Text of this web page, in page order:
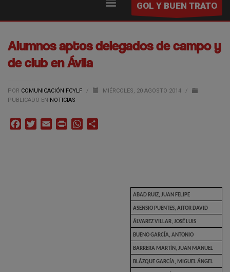
GOL Y BUEN TRATO
Alumnos aptos delegados de campo y
de club en Ávila
POR COMUNICACIÓN FCYLF / MIÉRCOLES, 20 AGOSTO 2014
/
PUBLICADO EN NOTICIAS
FacebookTwitterEmail Print WhatsApp
ABAD RUIZ, JUAN FELIPE
ASENSIO PUENTES, AITOR DAVID
ÁLVAREZ VILLAR, JOSÉ LUIS
BUENO GARCÍA, ANTONIO
BARRERA MARTÍN, JUAN MANUEL
BLÁZQUE GARCÍA, MIGUEL ÁNGEL